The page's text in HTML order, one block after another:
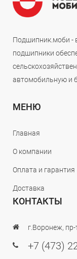
Подшипник.моби -
подшипники
автомобильную и
МЕНЮ
Главная
О компании
Оплата и гарантия
Доставка
КОНТАКТЫ
г.Воронеж, пр-
+7 (473)